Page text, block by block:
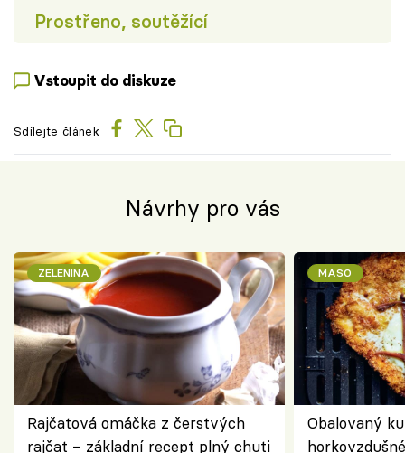
Prostřeno, soutěžící
Vstoupit do diskuze
Sdílejte článek
Návrhy pro vás
ZELENINA
Rajčatová omáčka z čerstvých
rajčat – základní recept plný chuti
MASO
Obalovaný